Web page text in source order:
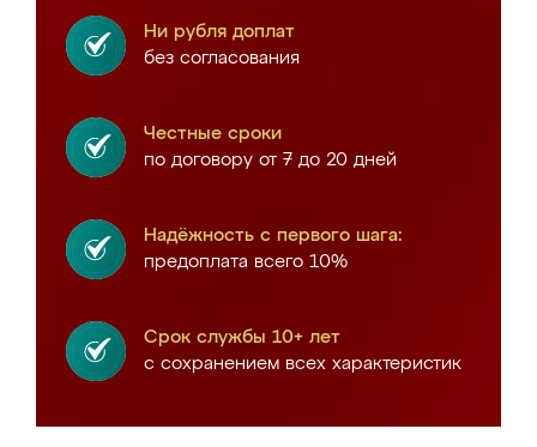
Ни рубля доплат
без согласования
Честные сроки
по договору от 7 до 20 дней
Надёжность с первого шага:
предоплата всего 10%
Срок службы 10+ лет
с сохранением всех характеристик